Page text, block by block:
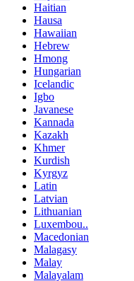
Haitian
Hausa
Hawaiian
Hebrew
Hmong
Hungarian
Icelandic
Igbo
Javanese
Kannada
Kazakh
Khmer
Kurdish
Kyrgyz
Latin
Latvian
Lithuanian
Luxembou..
Macedonian
Malagasy
Malay
Malayalam